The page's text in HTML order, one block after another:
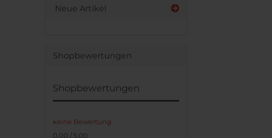
Neue Artikel
Shopbewertungen
Shopbewertungen
keine Bewertung
0.00 / 5.00